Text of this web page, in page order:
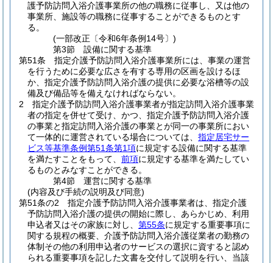
護予防訪問入浴介護事業所の他の職務に従事し、又は他の
事業所、施設等の職務に従事することができるものとす
る。
(一部改正〔令和6年条例14号〕)
第3節
設備に関する基準
第51条
指定介護予防訪問入浴介護事業所には、事業の運営
を行うために必要な広さを有する専用の区画を設けるほ
か、指定介護予防訪問入浴介護の提供に必要な浴槽等の設
備及び備品等を備えなければならない。
2
指定介護予防訪問入浴介護事業者が指定訪問入浴介護事業
者の指定を併せて受け、かつ、指定介護予防訪問入浴介護
の事業と指定訪問入浴介護の事業とが同一の事業所におい
て一体的に運営されている場合については、 指定居宅サー
ビス等基準条例第51条第1項に規定する設備に関する基準
を満たすことをもって、 前項に規定する基準を満たしてい
るものとみなすことができる。
第4節
運営に関する基準
(内容及び手続の説明及び同意)
第51条の2
指定介護予防訪問入浴介護事業者は、指定介護
予防訪問入浴介護の提供の開始に際し、あらかじめ、利用
申込者又はその家族に対し、 第55条に規定する重要事項に
関する規程の概要、介護予防訪問入浴介護従業者の勤務の
体制その他の利用申込者のサービスの選択に資すると認め
られる重要事項を記した文書を交付して説明を行い、当該